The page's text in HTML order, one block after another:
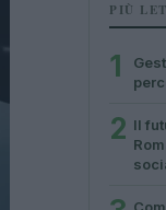
PIÙ
1
2 Il